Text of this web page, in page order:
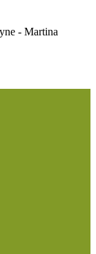
- Martina